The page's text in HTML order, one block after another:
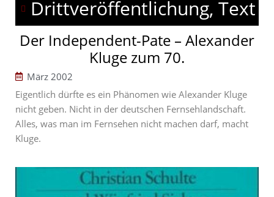
Drittveröffentlichung, Text
Der Independent-Pate – Alexander
Kluge zum 70.
März 2002
Eigentlich dürfte es ein Phänomen wie Alexander Kluge
nicht geben. Nicht in der deutschen Fernsehlandschaft.
Alles, was man im Fernsehen nicht machen darf, macht
Kluge.